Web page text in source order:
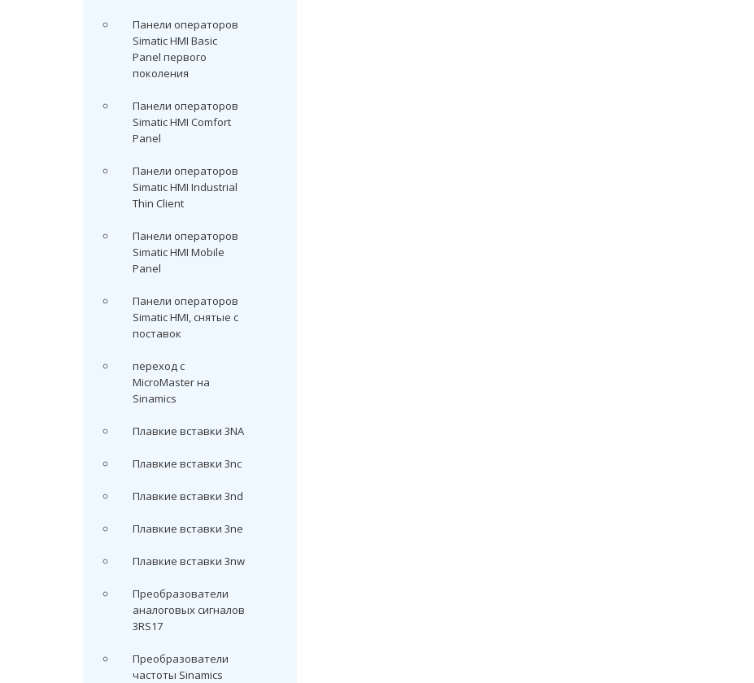
Панели операторов
Simatic HMI Basic
Panel первого
поколения
Панели операторов
Simatic HMI Comfort
Panel
Панели операторов
Simatic HMI Industrial
Thin Client
Панели операторов
Simatic HMI Mobile
Panel
Панели операторов
Simatic HMI, снятые с
поставок
переход с
MicroMaster на
Sinamics
Плавкие вставки 3NA
Плавкие вставки 3nc
Плавкие вставки 3nd
Плавкие вставки 3ne
Плавкие вставки 3nw
Преобразователи
аналоговых сигналов
3RS17
Преобразователи
частоты Sinamics